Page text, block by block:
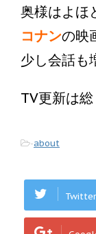
奥様はよほ
コナンの映
少し会話も
TV更新は総
-about
Twitter